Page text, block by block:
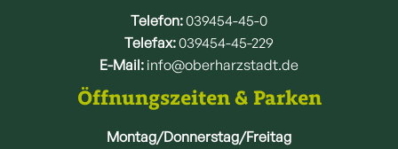
Telefon:039454-45-0
Telefax:039454-45-229
E-Mail: info@oberharzstadt.de
Öffnungszeiten & Parken
Montag/Donnerstag/Freitag